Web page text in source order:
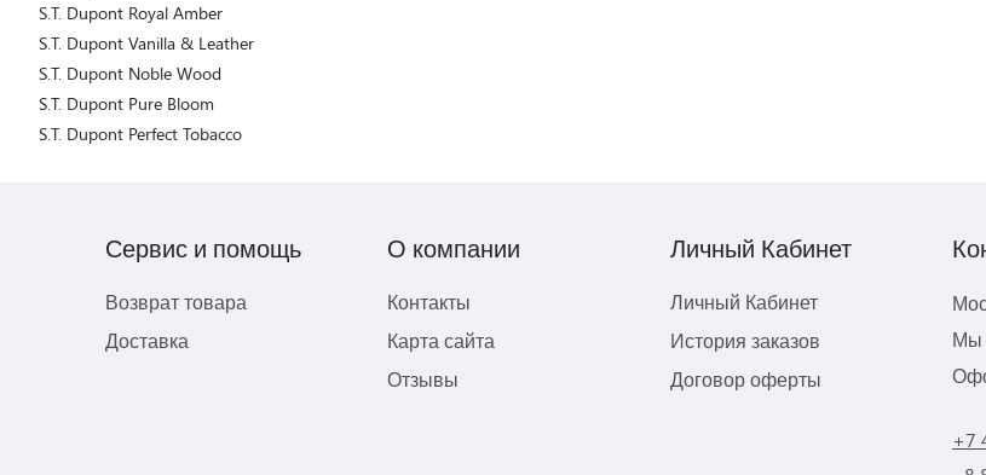
S.T. Dupont Royal Amber
S.T. Dupont Vanilla & Leather
S.T. Dupont Noble Wood
S.T. Dupont Pure Bloom
S.T. Dupont Perfect Tobacco
Сервис и помощь
Возврат товара
Доставка
О компании
Контакты
Карта сайта
Отзывы
Личный Кабинет
Личный Кабинет
История заказов
Договор оферты
Мы
+7